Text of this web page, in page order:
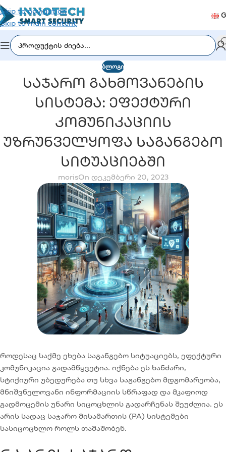
Skip to navigation
Skip to main content
ᲑᲚᲝᲒᲘ
Საჯარო Გახმოვანების
Სისტემა: Ეფექტური
Კომუნიკაციის
Უზრუნველყოფა Საგანგებო
Სიტუაციებში
morisOn დეკემბერი 20, 2023
როდესაც საქმე ეხება საგანგებო სიტუაციებს, ეფექტური
კომუნიკაცია გადამწყვეტია. იქნება ეს ხანძარი,
სტიქიური უბედურება თუ სხვა საგანგებო მდგომარეობა,
მნიშვნელოვანი ინფორმაციის სწრაფად და მკაფიოდ
გადმოცემის უნარი სიცოცხლის გადარჩენას შეუძლია. ეს
არის სადაც საჯარო მისამართის (PA) სისტემები
სასიცოცხლო როლს თამაშობენ.